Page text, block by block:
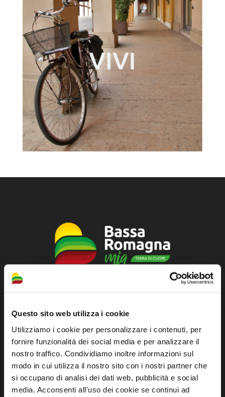
Questo sito web utilizza i cookie
Utilizziamo i cookie per personalizzare i contenuti, per
fornire funzionalità dei social media e per analizzare il
nostro traffico. Condividiamo inoltre informazioni sul
modo in cui utilizza il nostro sito con i nostri partner che
si occupano di analisi dei dati web, pubblicità e social
media. Acconsenti all'uso dei cookie se continui ad
Sito ufficiale di informazione turistica
Piazza della Libertà, 13
48012 Bagnacavallo (RA)
Tel. +39 0545 280898
turismo@unione.labassaromagna.it
P.IVA e Cod. Fiscale 02291370399